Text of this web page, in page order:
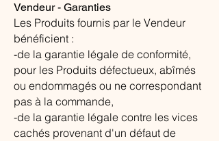
Vendeur - Garanties
Les Produits fournis par le Vendeur
bénéficient :
​-de la garantie légale de conformité,
pour les Produits défectueux, abîmés
ou endommagés ou ne correspondant
pas à la commande,
-de la garantie légale contre les vices
cachés provenant d'un défaut de